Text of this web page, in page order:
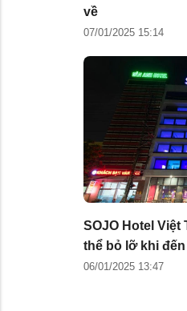
về
07/01/2025 15:14
SOJO Hotel
thể bỏ lỡ khi
06/01/2025 13:47